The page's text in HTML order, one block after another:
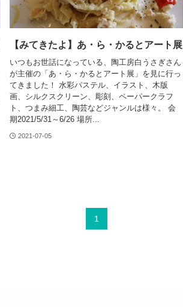
【みてきたよ】あ・ら・かるとアート展
いつもお世話になっている、陶工房白うさぎさん
が主催の「あ・ら・かるとアート展」を見に行っ
てきました！ 水彩パステル、イラスト、木版
画、シルクスクリーン、彫刻、ペーパークラフ
ト、つまみ細工、陶芸などジャンルは様々。 会
期2021/5/31～6/26 場所...
2021-07-05
1